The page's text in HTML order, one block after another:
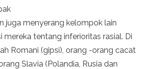
juga menyerang kelompok lain
mereka tentang inferioritas rasial. Di
Romani (gipsi), orang -orang cacat
Slavia (Polandia, Rusia dan